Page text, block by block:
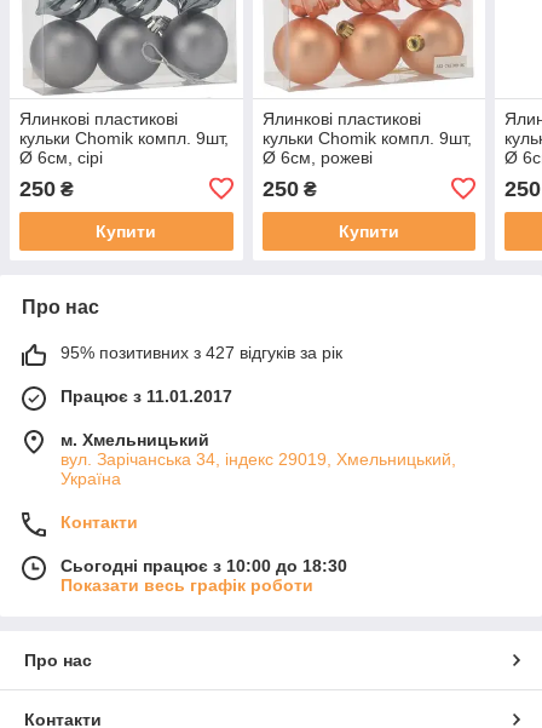
Ялинкові пластикові
кульки Chomik компл. 9шт,
Ø 6см, сірі
250 ₴
Купити
Ялинкові пластикові
кульки Chomik компл. 9шт,
Ø 6см, рожеві
250₴
Купити
Ø
250
Про нас
95% позитивних з 427 відгуків за рік
Працює з 11.01.2017
м. Хмельницький
вул. Зарічанська 34, індекс 29019, Хмельницький,
Україна
Контакти
Сьогодні працює з 10:00 до 18:30
Показати весь графік роботи
Про нас
Контакти